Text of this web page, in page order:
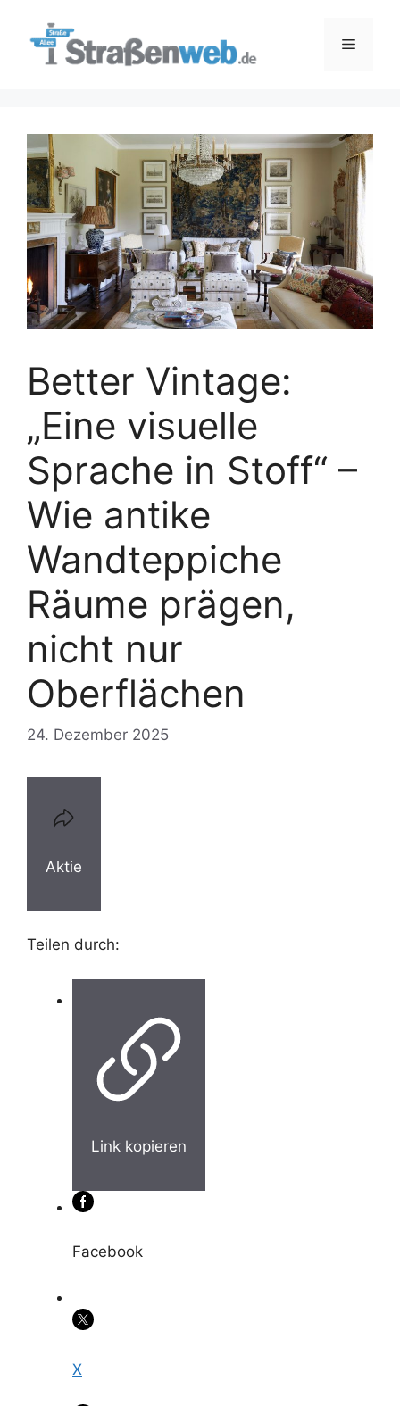
Menü
Better Vintage:
„Eine visuelle
Sprache in Stoff“ –
Wie antike
Wandteppiche
Räume prägen,
nicht nur
Oberflächen
24. Dezember 2025
Aktie
Teilen durch:
Link kopieren
Facebook
X